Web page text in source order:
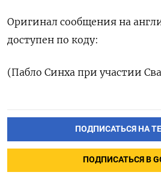
Оригинал сообщения на
доступен по ‌коду:
(Пабло Синха при участии
ПОДПИСАТЬСЯ НА
ПОДПИСАТЬСЯ В